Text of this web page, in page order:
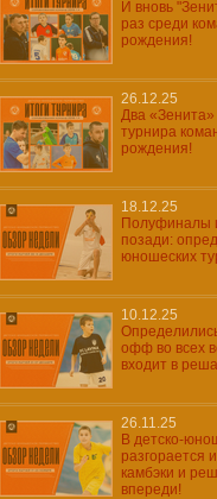
И вновь
раз среди
рождения!
26.12.25
Два
турнира
рождения!
18.12.25
Полуфиналы
позади:
юношеских
10.12.25
офф во всех
входит в
26.11.25
В детско-
разгорается
камбэки и
впереди!